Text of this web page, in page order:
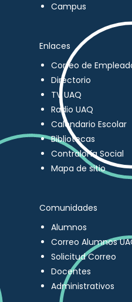
Campus
Enlaces
Correo de
Directorio
TV UAQ
Radio UAQ
Calendario Escolar
Bibliotecas
Contraloría Social
Mapa de sitio
Comunidades
Alumnos
Correo Alumnos
Solicitud Correo
Docentes
Administrativos